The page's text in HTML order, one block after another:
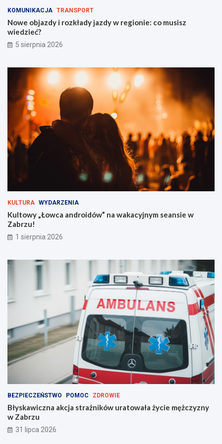
e
O
F
F
v
u
ż
z
i
e
m
!
s
w
i
e
?
KOMUNIKACJA TRANSPORT
Nowe objazdy i rozkłady jazdy w regionie: co musisz
wiedzieć?
5 sierpnia 2026
KULTURA WYDARZENIA
Kultowy „Łowca androidów” na wakacyjnym seansie w
Zabrzu!
1 sierpnia 2026
BEZPIECZEŃSTWO POMOC ZDROWIE
Błyskawiczna akcja strażników uratowała życie mężczyzny
w Zabrzu
31 lipca 2026